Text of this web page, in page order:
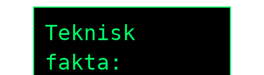
Teknisk
fakta: